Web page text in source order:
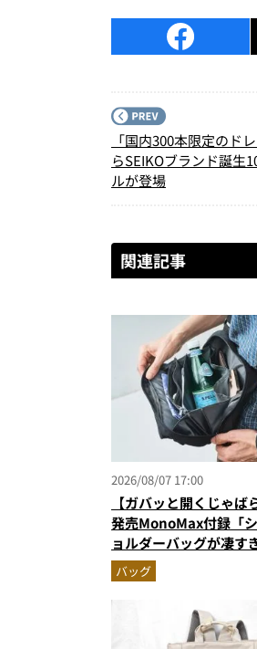
「国内300本限定のド
らSEIKOブランド誕生
ルが登場
関連記事
2026/08/07 17:00
【ガバッと開くじゃば
発売MonoMax付録「
ョルダーバッグが凄す
500mLペット収納＆背
でベタつかない
バッグ